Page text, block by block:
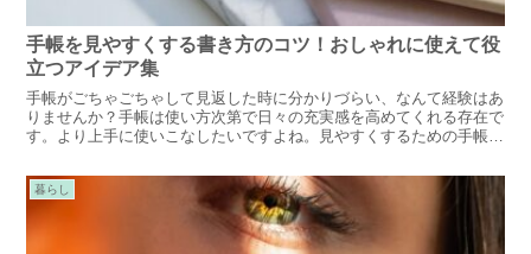
手帳を見やすくする書き方のコツ！おしゃれに使えて役
立つアイデア集
手帳がごちゃごちゃして見返した時に分かりづらい、なんて経験はあ
りませんか？手帳は使い方次第で日々の充実感を高めてくれる存在で
す。より上手に使いこなしたいですよね。見やすくするための手帳の
暮らし